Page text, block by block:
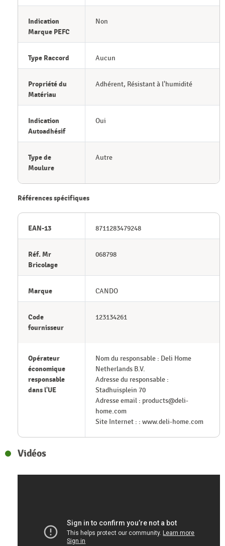
Indication
Marque PEFC
Non
Type Raccord Aucun
Propriété du
Matériau
Adhérent, Résistant à l'humidité
Indication
Autoadhésif
Oui
Type de
Moulure
Autre
Références spécifiques
EAN-13 8711283479248
Réf. Mr
Bricolage
068798
Marque CANDO
Code
fournisseur
123134261
Opérateur
économique
responsable
dans l'UE
Nom du responsable : Deli Home
Netherlands B.V.
Adresse du responsable :
Stadhuisplein 70
Adresse email : products@deli-
home.com
Site Internet : : www.deli-home.com
Vidéos